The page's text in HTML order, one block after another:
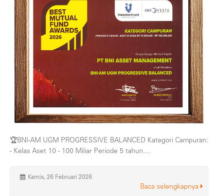
🏆BNI-AM UGM PROGRESSIVE BALANCED Kategori Campuran:
- Kelas Aset 10 - 100 Miliar Periode 5 tahun....
Kamis, 26 Februari 2026
Baca selengkapnya